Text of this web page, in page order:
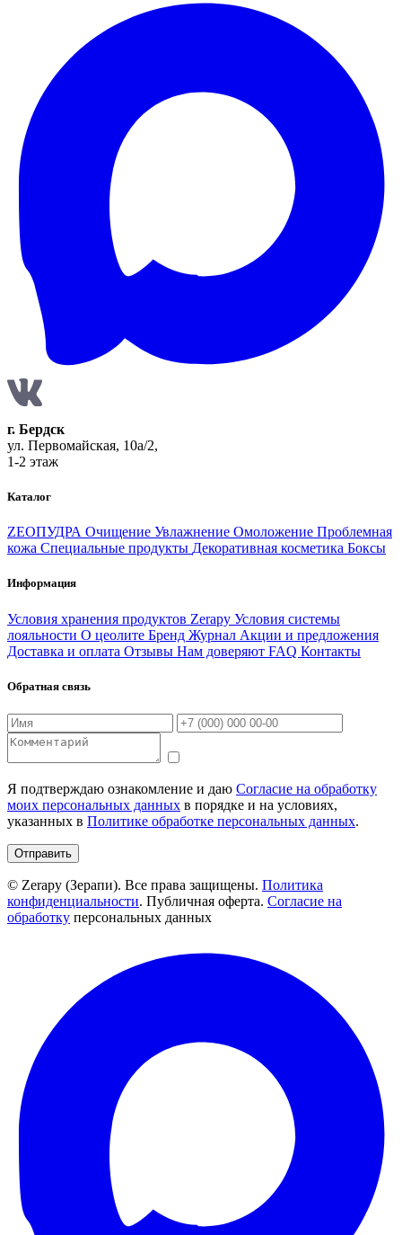
г. Бердск
ул. Первомайская, 10а/2,
1-2 этаж
Каталог
ZEOПУДРА Очищение Увлажнение Омоложение Проблемная
кожа Специальные продукты Декоративная косметика Боксы
Информация
Условия хранения продуктов Zerapy Условия системы
лояльности О цеолите Бренд Журнал Акции и предложения
Доставка и оплата Отзывы Нам доверяют FAQ Контакты
Обратная связь
Я подтверждаю ознакомление и даю Согласие на обработку
моих персональных данных в порядке и на условиях,
указанных в Политике обработке персональных данных.
Отправить
© Zerapy (Зерапи). Все права защищены. Политика
конфиденциальности. Публичная оферта. Согласие на
обработку персональных данных